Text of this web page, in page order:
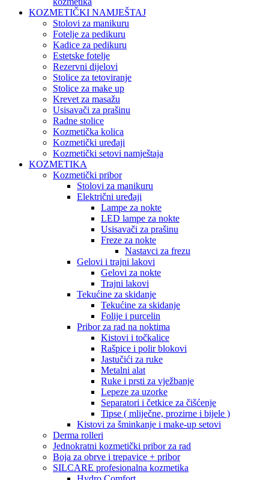
KOZMETIČKI NAMJEŠTAJ
Stolovi za manikuru
Fotelje za pedikuru
Kadice za pedikuru
Estetske fotelje
Rezervni dijelovi
Stolice za tetoviranje
Stolice za make up
Krevet za masažu
Usisavači za prašinu
Radne stolice
Kozmetička kolica
Kozmetički uređaji
Kozmetički setovi namještaja
KOZMETIKA
Kozmetički pribor
Stolovi za manikuru
Električni uređaji
Lampe za nokte
LED lampe za nokte
Usisavači za prašinu
Freze za nokte
Nastavci za frezu
Gelovi i trajni lakovi
Gelovi za nokte
Trajni lakovi
Tekućine za skidanje
Tekućine za skidanje
Folije i purcelin
Pribor za rad na noktima
Kistovi i točkalice
Rašpice i polir blokovi
Jastučići za ruke
Metalni alat
Ruke i prsti za vježbanje
Lepeze za uzorke
Separatori i četkice za čišćenje
Tipse ( mliječne, prozirne i bijele )
Kistovi za šminkanje i make-up setovi
Derma rolleri
Jednokratni kozmetički pribor za rad
Boja za obrve i trepavice + pribor
SILCARE profesionalna kozmetika